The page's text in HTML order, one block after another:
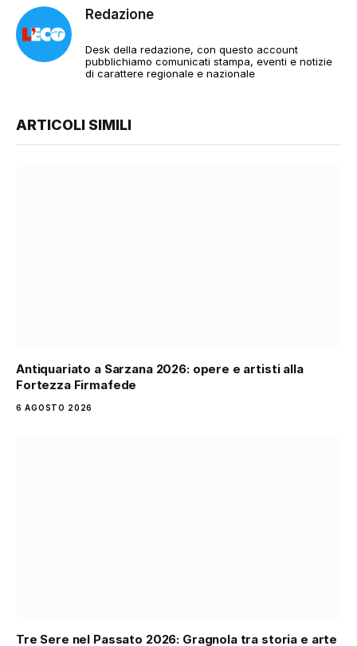
Redazione
Desk della redazione, con questo account
pubblichiamo comunicati stampa, eventi e notizie
di carattere regionale e nazionale
ARTICOLI SIMILI
Antiquariato a Sarzana 2026: opere e artisti alla
Fortezza Firmafede
6 AGOSTO 2026
Tre Sere nel Passato 2026: Gragnola tra storia e arte